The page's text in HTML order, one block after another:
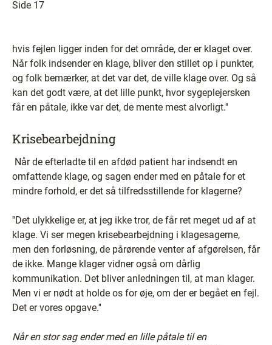
Side 17
hvis fejlen ligger inden for det område, der er klaget over.
Når folk indsender en klage, bliver den stillet op i punkter,
og folk bemærker, at det var det, de ville klage over. Og så
kan det godt være, at det lille punkt, hvor sygeplejersken
får en påtale, ikke var det, de mente mest alvorligt.''
Krisebearbejdning
­ Når de efterladte til en afdød patient har indsendt en
omfattende klage, og sagen ender med en påtale for et
mindre forhold, er det så tilfredsstillende for klagerne?
''Det ulykkelige er, at jeg ikke tror, de får ret meget ud af at
klage. Vi ser megen krisebearbejdning i klagesagerne,
men den forløsning, de pårørende venter af afgørelsen, får
de ikke. Mange klager vidner også om dårlig
kommunikation. Det bliver anledningen til, at man klager.
Men vi er nødt at holde os for øje, om der er begået en fejl.
Det er vores opgave.''
­Når en stor sag ender med en lille påtale til en